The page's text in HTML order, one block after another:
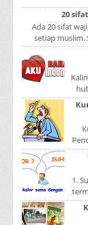
20
Ada 20 sifat
setiap muslim.
1.